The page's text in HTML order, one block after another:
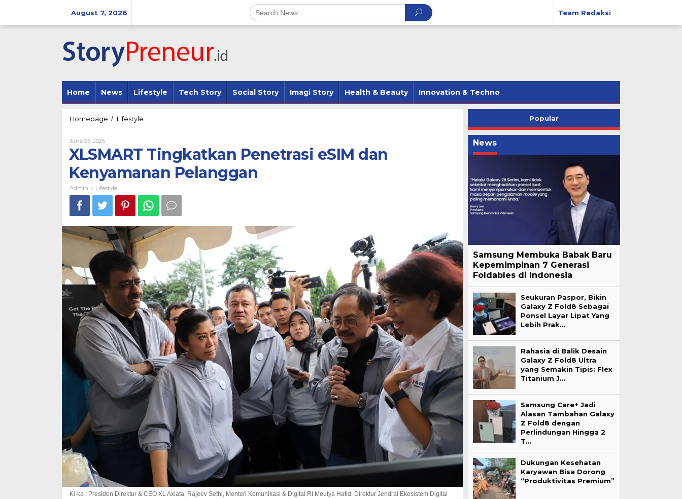
August 7, 2026 Team Redaksi
Home News Lifestyle Tech Story Social Story Imagi Story Health & Beauty Innovation & Techno
Homepage / Lifestyle
Kenyamanan
Pelanggan
June 25, 2025By
Admin
XLSMART Tingkatkan Penetrasi eSIM dan
Kenyamanan Pelanggan
Admin - Lifestyle
Ki-ka : Presiden Direktur & CEO XL Axiata, Rajeev Sethi, Menteri Komunikasi & Digital RI Meutya Hafid, Direktur Jendral Ekosistem Digital
Popular
News
Samsung Membuka Babak Baru
Kepemimpinan 7 Generasi
Foldables di Indonesia
Seukuran Paspor, Bikin
Galaxy Z Fold8 Sebagai
Ponsel Layar Lipat Yang
Lebih Prak…
Rahasia di Balik Desain
Galaxy Z Fold8 Ultra
yang Semakin Tipis: Flex
Titanium J…
Samsung Care+ Jadi
Alasan Tambahan Galaxy
Z Fold8 dengan
Perlindungan Hingga 2
T…
Dukungan Kesehatan
Karyawan Bisa Dorong
“Produktivitas Premium”